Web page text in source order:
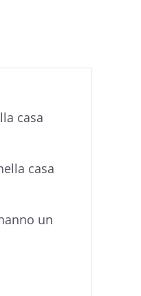
casa
casa
un